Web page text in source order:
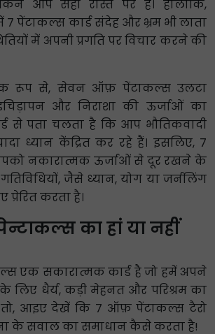
आप सही रास्ते पर हैं। हालाँकि,
पेंटाकल्स कार्ड संदेह और भ्रम भी लाता
में अपनी प्रगति पर विचार करने की
रूप से, सेवन ऑफ़ पेंटाकल्स उलटा
और निराशा की ऊर्जाओं का
से पता चलता है कि आप भौतिकवादी
ध्यान केंद्रित कर रहे हैं। इसलिए, 7
नकारात्मक ऊर्जाओं से दूर रखने के
जैसे ध्यान, योग या जर्नलिंग
करता है।
का हां या नहीं
एक सकारात्मक कार्ड है जो हमें अपने
लिए धैर्य, कड़ी मेहनत और परिश्रम का
तो, आइए देखें कि 7 ऑफ़ पेंटाकल्स टैरो
ना के सवाल का समाधान कैसे करता है!